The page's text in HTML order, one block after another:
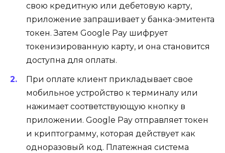
свою кредитную или дебетовую карту,
приложение запрашивает у банка-эмитента
токен. Затем Google Pay шифрует
токенизированную карту, и она становится
доступна для оплаты.
При оплате клиент прикладывает свое
мобильное устройство к терминалу или
нажимает соответствующую кнопку в
приложении. Google Pay отправляет токен
и криптограмму, которая действует как
одноразовый код. Платежная система